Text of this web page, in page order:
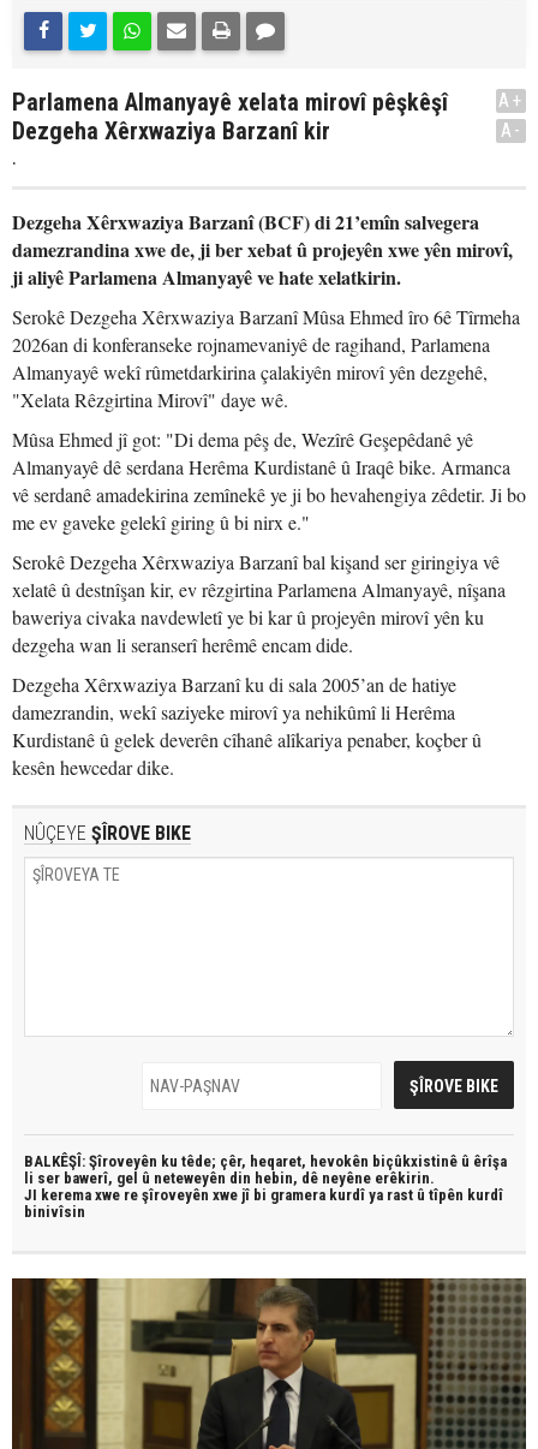
Parlamena Almanyayê xelata mirovî pêşkêşî
Dezgeha Xêrxwaziya Barzanî kir
.
A+
A-
Dezgeha Xêrxwaziya Barzanî (BCF) di 21’emîn salvegera
damezrandina xwe de, ji ber xebat û projeyên xwe yên mirovî,
ji aliyê Parlamena Almanyayê ve hate xelatkirin.
Serokê Dezgeha Xêrxwaziya Barzanî Mûsa Ehmed îro 6ê Tîrmeha
2026an di konferanseke rojnamevaniyê de ragihand, Parlamena
Almanyayê wekî rûmetdarkirina çalakiyên mirovî yên dezgehê,
"Xelata Rêzgirtina Mirovî" daye wê.
Mûsa Ehmed jî got: "Di dema pêş de, Wezîrê Geşepêdanê yê
Almanyayê dê serdana Herêma Kurdistanê û Iraqê bike. Armanca
vê serdanê amadekirina zemînekê ye ji bo hevahengiya zêdetir. Ji bo
me ev gaveke gelekî giring û bi nirx e."
Serokê Dezgeha Xêrxwaziya Barzanî bal kişand ser giringiya vê
xelatê û destnîşan kir, ev rêzgirtina Parlamena Almanyayê, nîşana
baweriya civaka navdewletî ye bi kar û projeyên mirovî yên ku
dezgeha wan li seranserî herêmê encam dide.
Dezgeha Xêrxwaziya Barzanî ku di sala 2005’an de hatiye
damezrandin, wekî saziyeke mirovî ya nehikûmî li Herêma
Kurdistanê û gelek deverên cîhanê alîkariya penaber, koçber û
kesên hewcedar dike.
NÛÇEYE ŞÎROVE BIKE
BALKÊŞÎ: Şîroveyên ku têde; çêr, heqaret, hevokên biçûkxistinê û êrîşa
li ser bawerî, gel û neteweyên din hebin, dê neyêne erêkirin.
JI kerema xwe re şîroveyên xwe jî bi gramera kurdî ya rast û tîpên kurdî
binivîsin